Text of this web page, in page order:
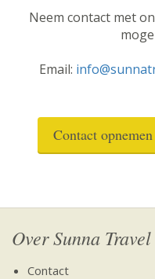
Neem contact met
Email:
Contact opnemen
Over Sunna Travel
Contact